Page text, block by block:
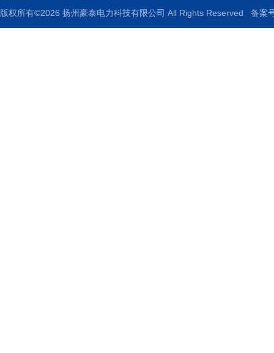
版权所有©2026 扬州豪泰电力科技有限公司 All Rights Reserved 备案